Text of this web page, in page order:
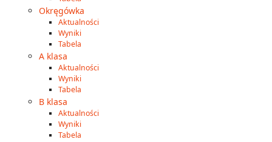
Okręgówka
Aktualności
Wyniki
Tabela
A klasa
Aktualności
Wyniki
Tabela
B klasa
Aktualności
Wyniki
Tabela